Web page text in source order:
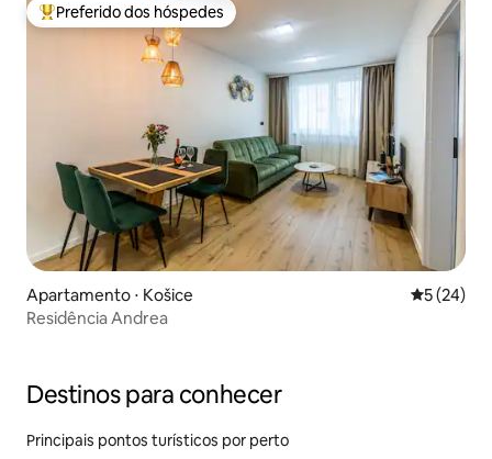
Entre os melhores preferidos dos hóspedes
Preferido dos hóspedes
Apartamento ⋅ Košice 5 de uma
5 (24)
Residência Andrea
Destinos para conhecer
Principais pontos turísticos por perto